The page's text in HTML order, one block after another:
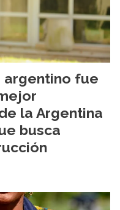
argentino fue
la Argentina
busca